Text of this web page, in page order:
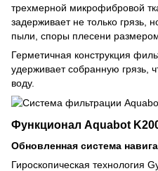
трехмерной микрофибровой
задерживает не только грязь,
пыли, споры плесени
Герметичная конструкция
удерживает собранную грязь,
воду.
Функционал Aquabot
Обновленная система
Гироскопическая технология